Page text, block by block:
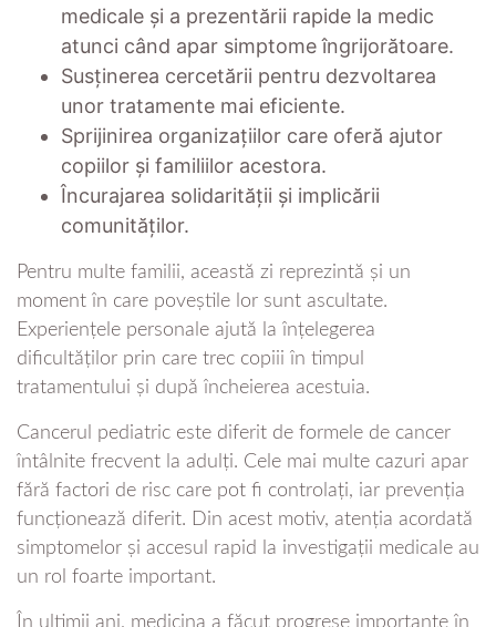
medicale și a prezentării rapide la medic
atunci când apar simptome îngrijorătoare.
Susținerea cercetării pentru dezvoltarea
unor tratamente mai eficiente.
Sprijinirea organizațiilor care oferă ajutor
copiilor și familiilor acestora.
Încurajarea solidarității și implicării
comunităților.
Pentru multe familii, această zi reprezintă și un
moment în care poveștile lor sunt ascultate.
Experiențele personale ajută la înțelegerea
dificultăților prin care trec copiii în timpul
tratamentului și după încheierea acestuia.
Cancerul pediatric este diferit de formele de cancer
întâlnite frecvent la adulți. Cele mai multe cazuri apar
fără factori de risc care pot fi controlați, iar prevenția
funcționează diferit. Din acest motiv, atenția acordată
simptomelor și accesul rapid la investigații medicale au
un rol foarte important.
În ultimii ani, medicina a făcut progrese importante în